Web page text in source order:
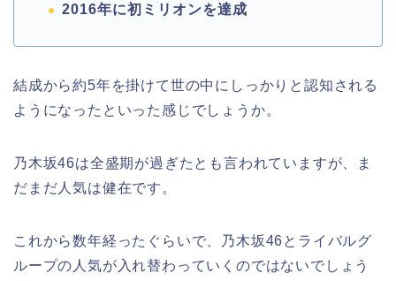
2016年に初ミリオンを達成
結成から約5年を掛けて世の中にしっかりと認知される
ようになったといった感じでしょうか。
乃木坂46は全盛期が過ぎたとも言われていますが、ま
だまだ人気は健在です。
これから数年経ったぐらいで、乃木坂46とライバルグ
ループの人気が入れ替わっていくのではないでしょう